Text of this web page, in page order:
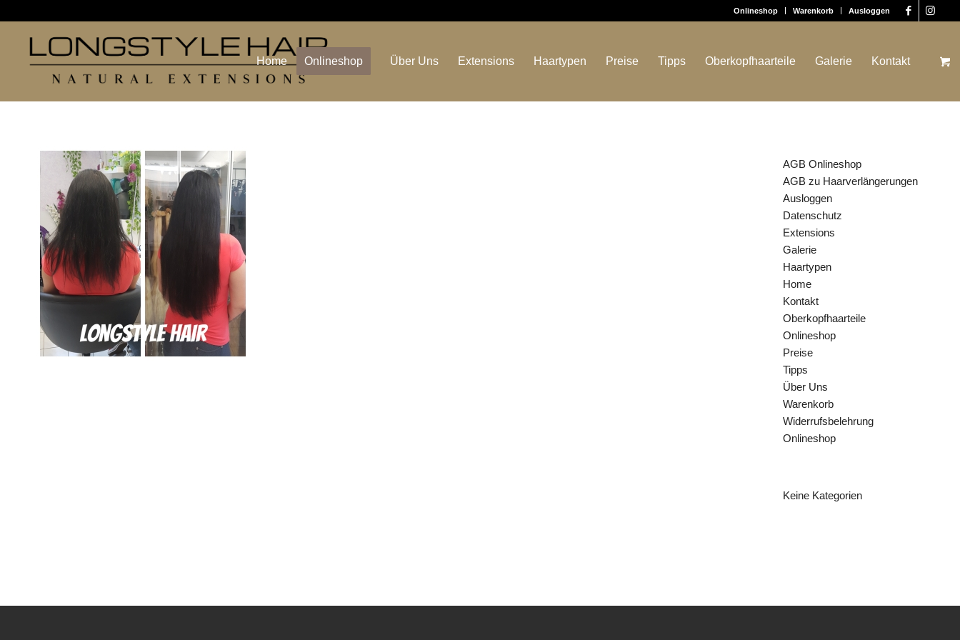
Onlineshop Warenkorb Ausloggen
Home Onlineshop Über Uns Extensions Haartypen Preise Tipps Oberkopfhaarteile Galerie Kontakt
AGB Onlineshop
AGB zu Haarverlängerungen
Ausloggen
Datenschutz
Extensions
Galerie
Haartypen
Home
Kontakt
Oberkopfhaarteile
Onlineshop
Preise
Tipps
Über Uns
Warenkorb
Widerrufsbelehrung
Onlineshop
Keine Kategorien